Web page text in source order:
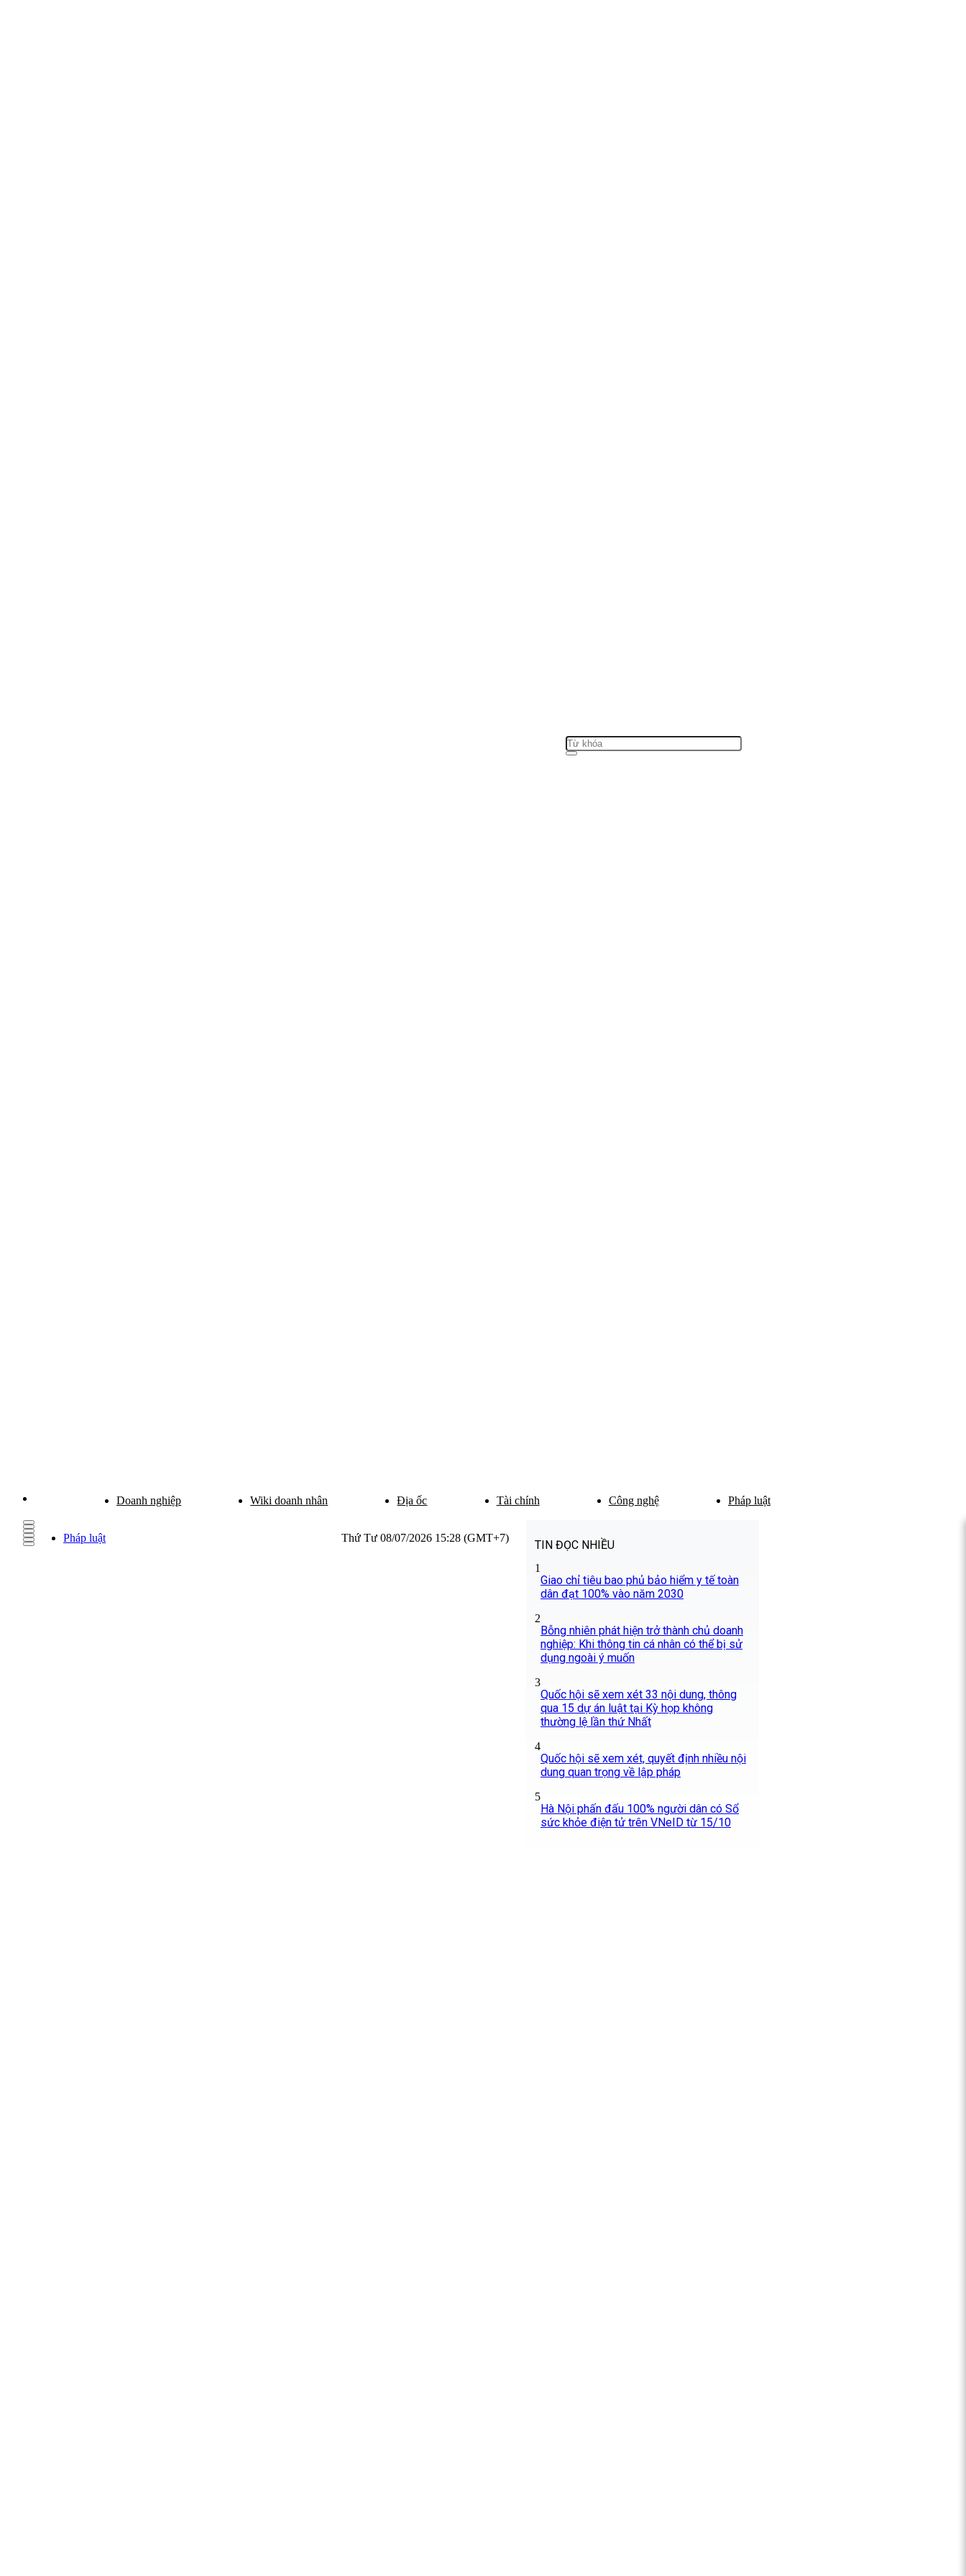
Doanh nghiệp Wiki doanh nhân Địa ốc Tài chính Công nghệ Pháp luật
Pháp luật Thứ Tư 08/07/2026 15:28 (GMT+7)
TIN ĐỌC NHIỀU
1
Giao chỉ tiêu bao phủ bảo hiểm y tế toàn
dân đạt 100% vào năm 2030
2
Bỗng nhiên phát hiện trở thành chủ doanh
nghiệp: Khi thông tin cá nhân có thể bị sử
dụng ngoài ý muốn
3
Quốc hội sẽ xem xét 33 nội dung, thông
qua 15 dự án luật tại Kỳ họp không
thường lệ lần thứ Nhất
4
Quốc hội sẽ xem xét, quyết định nhiều nội
dung quan trọng về lập pháp
5
Hà Nội phấn đấu 100% người dân có Sổ
sức khỏe điện tử trên VNeID từ 15/10